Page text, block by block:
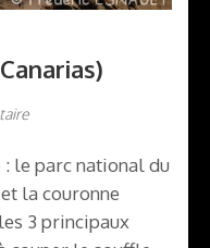
: le parc national du
la couronne
3 principaux